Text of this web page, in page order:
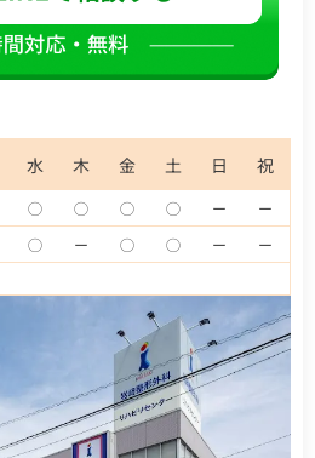
水 木 金 土 日 祝
◯ ◯ ◯ ◯ ー
ー
◯ ー ◯ ◯ ー ー